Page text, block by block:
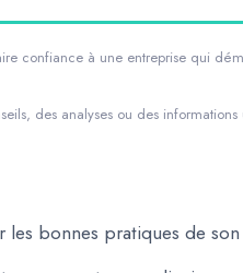
confiance à une entreprise qui
des analyses ou des
les bonnes pratiques de